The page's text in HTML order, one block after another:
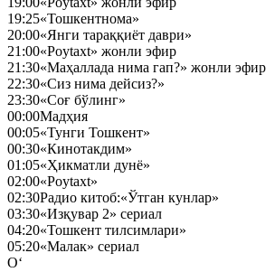
19:25«Тошкентнома»
20:00«Янги тараққиёт даври»
21:00«Poytaxt» жонли эфир
21:30«Маҳаллада нима гап?» жонли эфир
22:30«Сиз нима дейсиз?»
23:30«Соғ бўлинг»
00:00Мадҳия
00:05«Тунги Тошкент»
00:30«Кинотакдим»
01:05«Ҳикматли дунё»
02:00«Poytaxt»
02:30Радио китоб:«Ўтган кунлар»
03:30«Изқувар 2» сериал
04:20«Тошкент тилсимлари»
05:20«Малак» сериал
O‘